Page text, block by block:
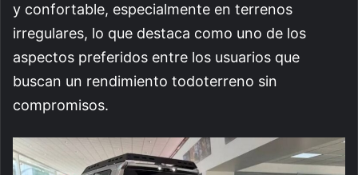
y confortable, especialmente en terrenos
irregulares, lo que destaca como uno de los
aspectos preferidos entre los usuarios que
buscan un rendimiento todoterreno sin
compromisos.